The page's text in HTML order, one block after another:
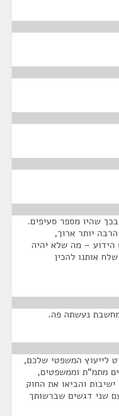
שהיו מספר סעיפים.
יותר ארוך,
הידוע – מה שלא יהיה
אותנו להכין
מחשבת נעשתה פה.
לייעוץ המשפטי שלכם,
מתמ"ת וממשפטים,
והביאו את החוק
שני דגשים שברשותך